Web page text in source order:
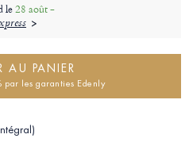
le28 août -
AU PANIER
par les garanties Edenly